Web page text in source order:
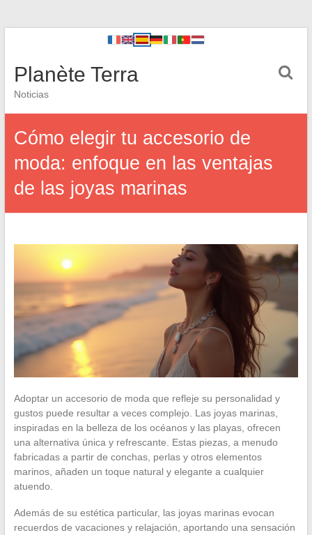
Planète Terra
Noticias
Cómo elegir tu accesorio de
moda: enfoque en las ventajas
de las joyas marinas
Adoptar un accesorio de moda que refleje su personalidad y
gustos puede resultar a veces complejo. Las joyas marinas,
inspiradas en la belleza de los océanos y las playas, ofrecen
una alternativa única y refrescante. Estas piezas, a menudo
fabricadas a partir de conchas, perlas y otros elementos
marinos, añaden un toque natural y elegante a cualquier
atuendo.
Además de su estética particular, las joyas marinas evocan
recuerdos de vacaciones y relajación, aportando una sensación